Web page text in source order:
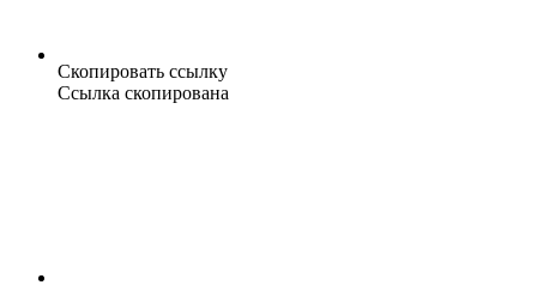
Скопировать ссылку
Ссылка скопирована